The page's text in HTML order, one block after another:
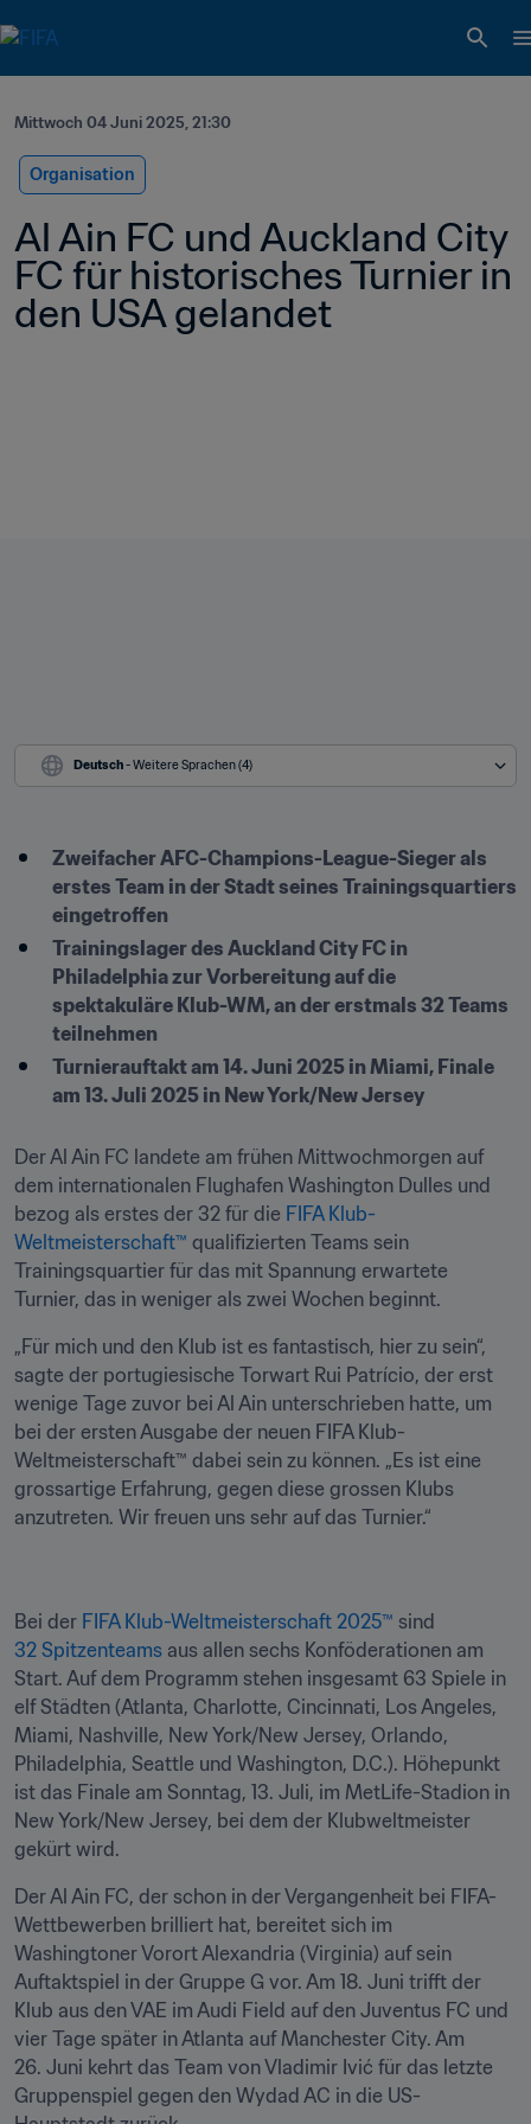
Mittwoch 04 Juni 2025, 21:30
Organisation
Al Ain FC und Auckland City
FC für historisches Turnier in
den USA gelandet
Deutsch - Weitere Sprachen (4)
Zweifacher AFC-Champions-League-Sieger als
erstes Team in der Stadt seines Trainingsquartiers
eingetroffen
Trainingslager des Auckland City FC in
Philadelphia zur Vorbereitung auf die
spektakuläre Klub-WM, an der erstmals 32 Teams
teilnehmen
Turnierauftakt am 14. Juni 2025 in Miami, Finale
am 13. Juli 2025 in New York/New Jersey
Der Al Ain FC landete am frühen Mittwochmorgen auf
dem internationalen Flughafen Washington Dulles und
bezog als erstes der 32 für die FIFA Klub-
Weltmeisterschaft™ qualifizierten Teams sein
Trainingsquartier für das mit Spannung erwartete
Turnier, das in weniger als zwei Wochen beginnt.
„Für mich und den Klub ist es fantastisch, hier zu sein“,
sagte der portugiesische Torwart Rui Patrício, der erst
wenige Tage zuvor bei Al Ain unterschrieben hatte, um
bei der ersten Ausgabe der neuen FIFA Klub-
Weltmeisterschaft™ dabei sein zu können. „Es ist eine
grossartige Erfahrung, gegen diese grossen Klubs
anzutreten. Wir freuen uns sehr auf das Turnier.“
Bei der FIFA Klub-Weltmeisterschaft 2025™
32 Spitzenteams aus allen sechs Konföderationen am
Start. Auf dem Programm stehen insgesamt 63 Spiele in
elf Städten (Atlanta, Charlotte, Cincinnati, Los Angeles,
Miami, Nashville, New York/New Jersey, Orlando,
Philadelphia, Seattle und Washington, D.C.). Höhepunkt
ist das Finale am Sonntag, 13. Juli, im MetLife-Stadion in
New York/New Jersey, bei dem der Klubweltmeister
gekürt wird.
Der Al Ain FC, der schon in der Vergangenheit bei FIFA-
Wettbewerben brilliert hat, bereitet sich im
Washingtoner Vorort Alexandria (Virginia) auf sein
Auftaktspiel in der Gruppe G vor. Am 18. Juni trifft der
Klub aus den VAE im Audi Field auf den Juventus FC und
vier Tage später in Atlanta auf Manchester City. Am
26. Juni kehrt das Team von Vladimir Ivić für das letzte
Gruppenspiel gegen den Wydad AC in die US-